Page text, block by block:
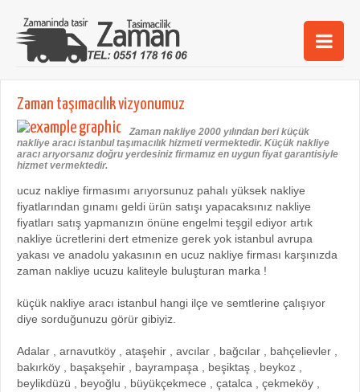
Ana Sayfa
Hizmetlerimiz
Kurumsal
iletişim
Zaman taşımacılık vizyonumuz
Zaman nakliye 2000 yılından beri küçük
nakliye aracı istanbul taşımacılık hizmeti vermektedir. Küçük nakliye
aracı arıyorsanız doğru yerdesiniz firmamız en uygun fiyat garantisiyle
hizmet vermektedir.
ucuz nakliye firmasımı arıyorsunuz pahalı yüksek nakliye
fiyatlarından gınamı geldi ürün satışı yapacaksınız nakliye
fiyatları satış yapmanızın önüne engelmi teşgil ediyor artık
nakliye ücretlerini dert etmenize gerek yok istanbul avrupa
yakası ve anadolu yakasının en ucuz nakliye firması karşınızda
zaman nakliye ucuzu kaliteyle buluşturan marka !
küçük nakliye aracı istanbul hangi ilçe ve semtlerine çalışıyor
diye sorduğunuzu görür gibiyiz.
Adalar , arnavutköy , ataşehir , avcılar , bağcılar , bahçelievler ,
bakırköy , başakşehir , bayrampaşa , beşiktaş , beykoz ,
beylikdüzü , beyoğlu , büyükçekmece , çatalca , çekmeköy ,